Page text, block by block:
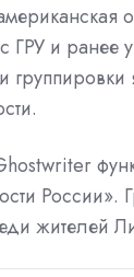
ГРУ и ранее
жителей